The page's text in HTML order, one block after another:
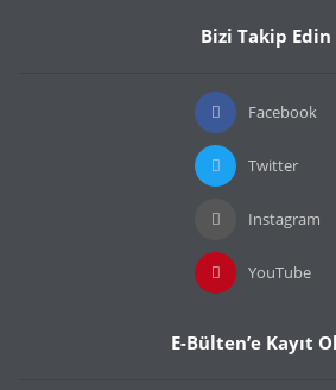
Bizi Takip Edin
Facebook
Twitter
Instagram
YouTube
E-Bülten’e Kayıt